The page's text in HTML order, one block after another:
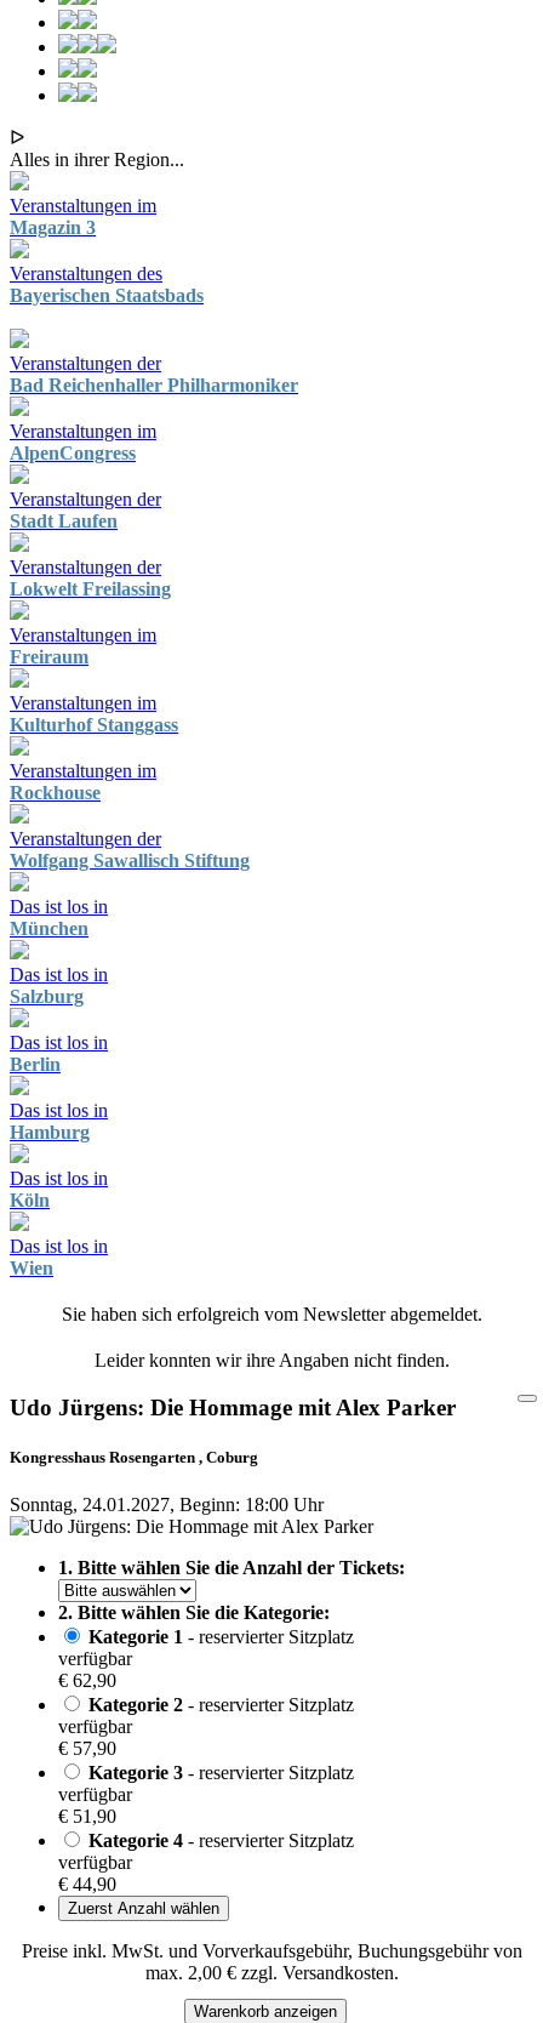
ᐅ
Alles in ihrer Region...
Veranstaltungen im
Magazin 3
Veranstaltungen des
Bayerischen Staatsbads
Veranstaltungen der
Bad Reichenhaller Philharmoniker
Veranstaltungen im
AlpenCongress
Veranstaltungen der
Stadt Laufen
Veranstaltungen der
Lokwelt Freilassing
Veranstaltungen im
Freiraum
Veranstaltungen im
Kulturhof Stanggass
Veranstaltungen im
Rockhouse
Veranstaltungen der
Wolfgang Sawallisch Stiftung
Das ist los in
München
Das ist los in
Salzburg
Das ist los in
Berlin
Das ist los in
Hamburg
Das ist los in
Köln
Das ist los in
Wien
Sie haben sich erfolgreich vom Newsletter abgemeldet.
Leider konnten wir ihre Angaben nicht finden.
Udo Jürgens: Die Hommage mit Alex Parker
Kongresshaus Rosengarten , Coburg
Sonntag, 24.01.2027, Beginn: 18:00 Uhr
1. Bitte wählen Sie die Anzahl der Tickets:
2. Bitte wählen Sie die Kategorie:
Kategorie 1 - reservierter Sitzplatz
verfügbar
€ 62,90
Kategorie 2 - reservierter Sitzplatz
verfügbar
€ 57,90
Kategorie 3 - reservierter Sitzplatz
verfügbar
€ 51,90
Kategorie 4 - reservierter Sitzplatz
verfügbar
€ 44,90
Zuerst Anzahl wählen
Preise inkl. MwSt. und Vorverkaufsgebühr, Buchungsgebühr von
max. 2,00 € zzgl. Versandkosten.
Warenkorb anzeigen